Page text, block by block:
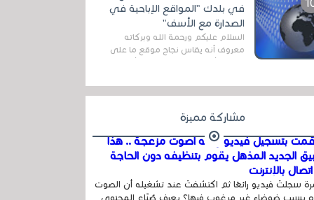
في بلدك "المواقع الإباحية في
الصدارة مع الأسف"
السلام عليكم ورحمة الله وبركاته
معروف أنه يقاس نجاح موقع ما على
في...
مشاركة مميزة
بتسجيل فيديو وفيه أصوت مزعجة .. هذا
الجديد المذهل يقوم بتنظيفه دون الحاجة
بالإنترنت
سجلتَ فيديو رائعًا ثم اكتشفتَ عند تشغيله أن الصوت